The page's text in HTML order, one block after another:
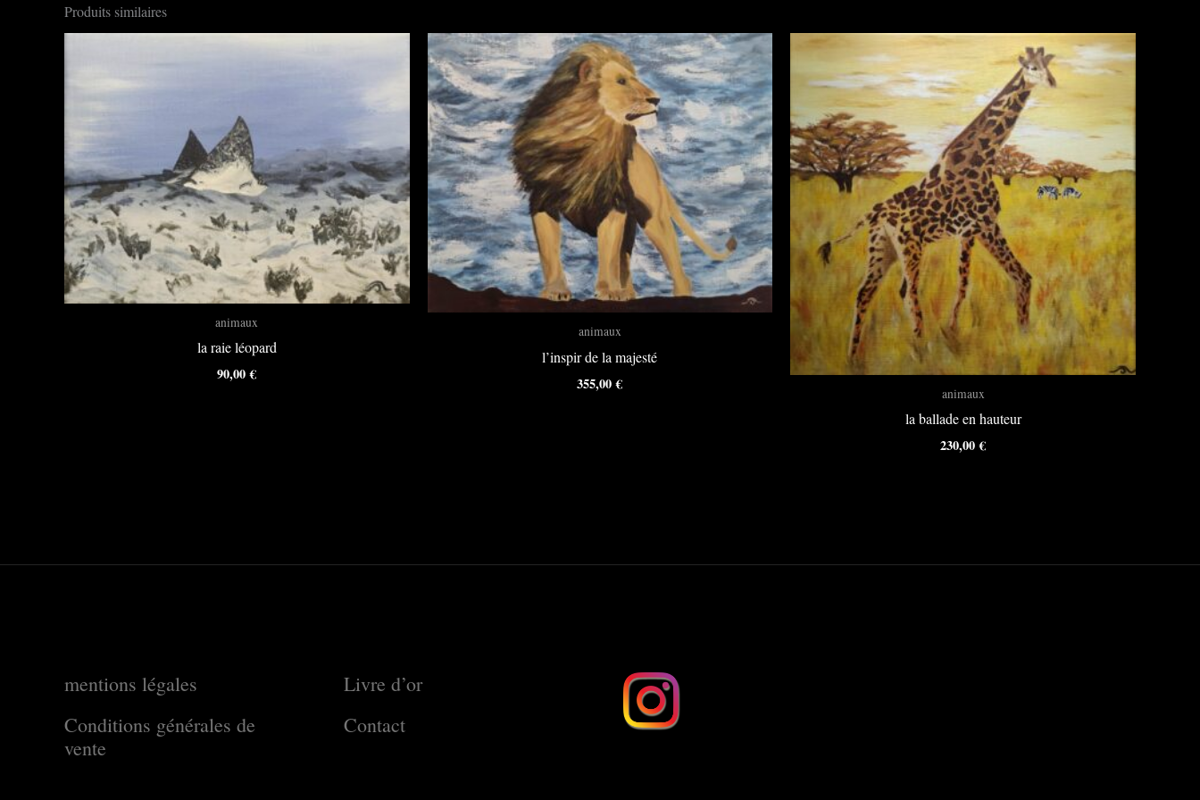
Produits similaires
animaux
la raie léopard
90,00€
animaux
l’inspir de la majesté
355,00€
animaux
la ballade en hauteur
230,00€
mentions légales
Conditions générales de
vente
Livre d’or
Contact